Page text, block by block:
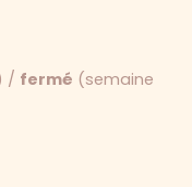
/ fermé (semaine